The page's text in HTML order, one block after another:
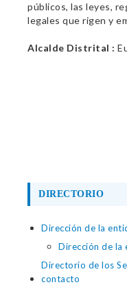
públicos, las leyes,
legales que rigen y
Alcalde Distrital :
DIRECTORIO
Dirección de la
Dirección de la
Directorio de los
contacto